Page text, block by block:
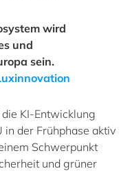
wird
und
sein.
KI-Entwicklung
in der Frühphase aktiv
Schwerpunkt
und grüner